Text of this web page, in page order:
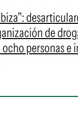
de
personas e